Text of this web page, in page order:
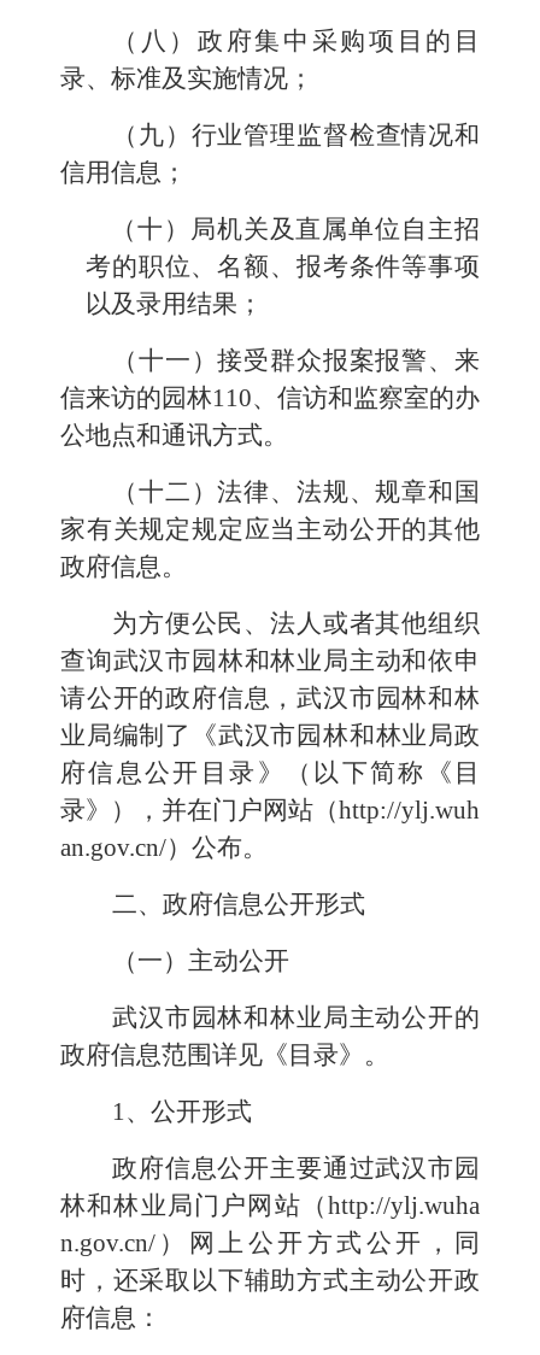
（八） 政府集中采购项目的目
录、标准及实施情况；
（ 九） 行业管理 监督检查情况和
信用信息；
（十） 局机关及直属单位自主招
考的职位、名额、报考条件等事项
以及录用结果；
（十一 ）接受群众报案报警、来
信来访的园林110、信访和监察室的办
公地点和通讯方式。
（十二）法律、法规、规章和国
家有关规定规定应当主动公开的其他
政府信息。
为方便公民、法人或者其他组织
查询武汉市园林和林业局主动和依申
请公开的政府信息，武汉市园林和林
业局编制了《武汉市园林和林业局政
府信息公开目录》（以下简称《目
录》），并在门户网站（http://ylj.wuh
an.gov.cn/）公布。
二、政府信息公开形式
（一）主动公开
武汉市园林和林业局主动公开的
政府信息范围详见《目录》。
1、公开形式
政府信息公开主要通过武汉市园
林和林业局门户网站（http://ylj.wuha
n.gov.cn/ ）网上公开方式公开，同
时，还采取以下辅助方式主动公开政
府信息：